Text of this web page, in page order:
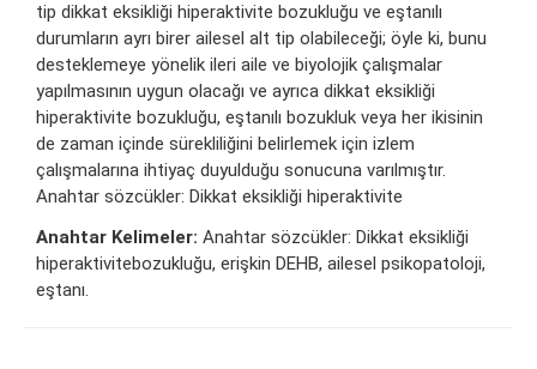
tip dikkat eksikliği hiperaktivite bozukluğu ve eştanılı
durumların ayrı birer ailesel alt tip olabileceği; öyle ki, bunu
desteklemeye yönelik ileri aile ve biyolojik çalışmalar
yapılmasının uygun olacağı ve ayrıca dikkat eksikliği
hiperaktivite bozukluğu, eştanılı bozukluk veya her ikisinin
de zaman içinde sürekliliğini belirlemek için izlem
çalışmalarına ihtiyaç duyulduğu sonucuna varılmıştır.
Anahtar sözcükler: Dikkat eksikliği hiperaktivite
Anahtar Kelimeler: Anahtar sözcükler: Dikkat eksikliği
hiperaktivitebozukluğu, erişkin DEHB, ailesel psikopatoloji,
eştanı.